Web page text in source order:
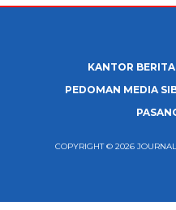
KANTOR BERITA
PEDOMAN MEDIA
COPYRIGHT © 2026